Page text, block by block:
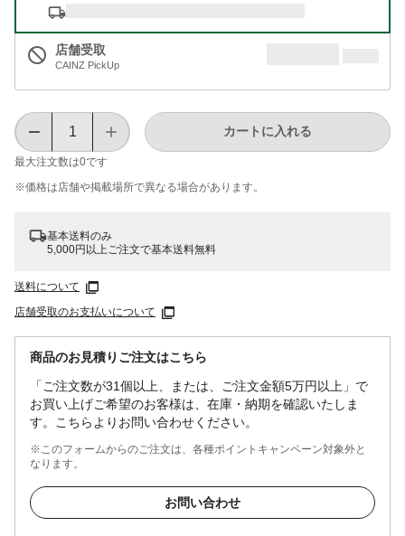
店舗受取
CAINZ PickUp
最大注文数は0です
カートに入れる
※価格は​店舗や​掲載場所で​異なる​場合が​あります。
基本送料のみ
5,000円以上ご注文で基本送料無料
送料について
店舗受取のお支払いについて
商品のお見積りご注文はこちら
「ご注文数が31個以上、または、ご注文金額5万円以上」で
お買い上げご希望のお客様は、在庫・納期を確認いたしま
す。こちらよりお問い合わせください。
※このフォームからのご注文は、各種ポイントキャンペーン対象外と
なります。
お問い合わせ